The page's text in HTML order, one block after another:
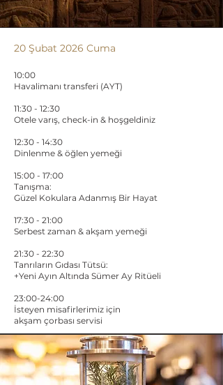
20 Şubat 2026 Cuma
10:00
Havalimanı transferi (AYT)
11:30 - 12:30
Otele varış, check-in & hoşgeldiniz
12:30 - 14:30
Dinlenme & öğlen yemeği
15:00 - 17:00
Tanışma:
Güzel Kokulara Adanmış Bir Hayat
17:30 - 21:00
Serbest zaman & akşam yemeği
21:30 - 22:30
Tanrıların Gıdası Tütsü:
+Yeni Ayın Altında Sümer Ay Ritüeli
23:00-24:00
İsteyen misafirlerimiz için
akşam çorbası servisi